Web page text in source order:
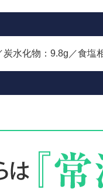
水化物：9.8g／食塩